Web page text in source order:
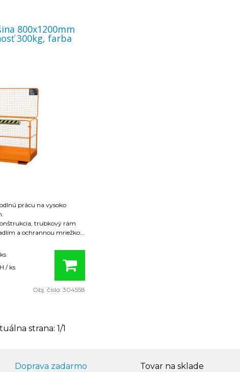
800x1200mm
300kg, farba
prácu na vysoko
trubkový rám
a ochrannou mriežkou
vidlicový vozík, zaistenie
radí
x 1200 mm
/ ks
Obj. čislo: 304558
strana: 1/1
Doprava zadarmo Tovar na sklade